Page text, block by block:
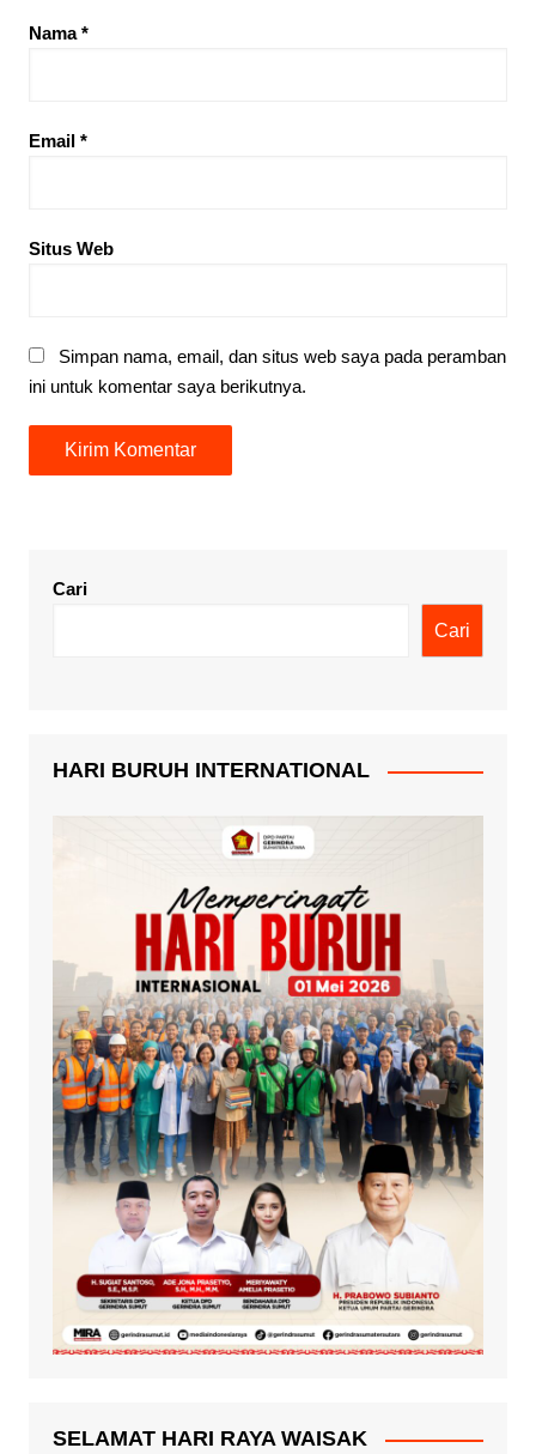
Nama*
Email *
Situs Web
Simpan nama, email, dan situs web saya pada peramban
ini untuk komentar saya berikutnya.
Cari
Cari
HARI BURUH INTERNATIONAL
SELAMAT HARI RAYA WAISAK